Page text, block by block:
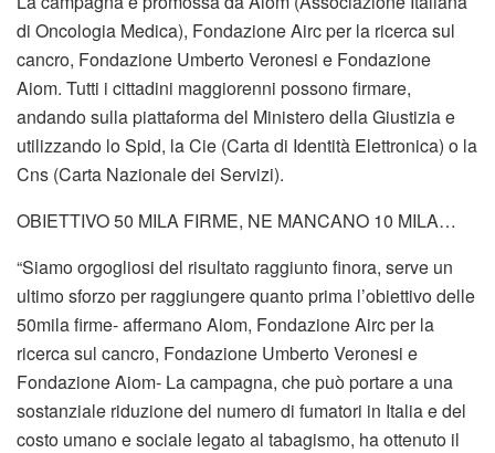
di Oncologia Medica), Fondazione Airc per la ricerca sul
cancro, Fondazione Umberto Veronesi e Fondazione
Aiom. Tutti i cittadini maggiorenni possono firmare,
andando sulla piattaforma del Ministero della Giustizia e
utilizzando lo Spid, la Cie (Carta di Identità Elettronica) o la
Cns (Carta Nazionale dei Servizi).
OBIETTIVO 50 MILA FIRME, NE MANCANO 10 MILA…
“Siamo orgogliosi del risultato raggiunto finora, serve un
ultimo sforzo per raggiungere quanto prima l’obiettivo delle
50mila firme- affermano Aiom, Fondazione Airc per la
ricerca sul cancro, Fondazione Umberto Veronesi e
Fondazione Aiom- La campagna, che può portare a una
sostanziale riduzione del numero di fumatori in Italia e del
costo umano e sociale legato al tabagismo, ha ottenuto il